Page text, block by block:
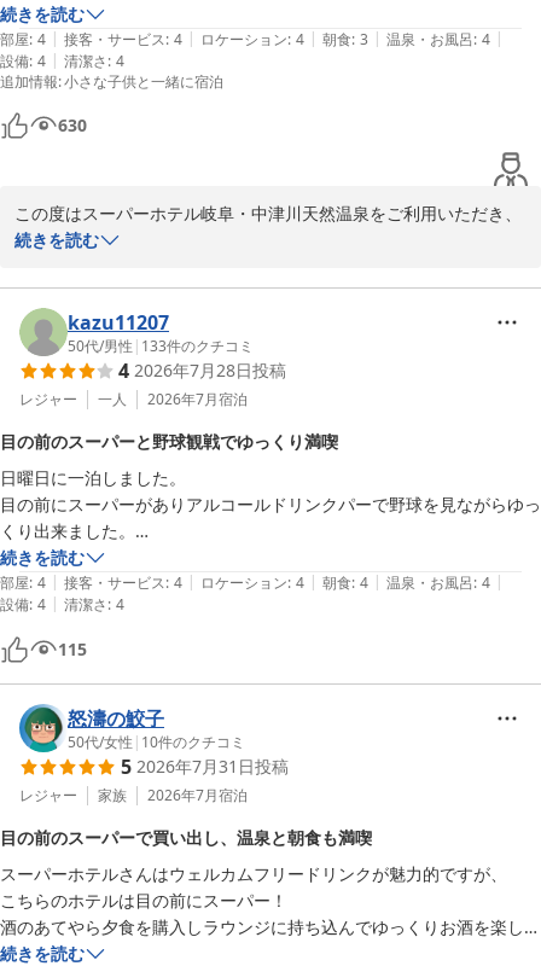
朝食も廃棄を無くすために追加は何時までと表記されていて、今時はこ
うゆうことも大事。
これで良いと思います。
大浴場付きも良いです。綺麗！
ドライヤーもパナソニックナノイーでした。
なにもすることなくスマートチェックアウト。
良いホテルでした。
続きを読む
部屋: 4 | 接客・サービス: 4 | ロケーション: 4 | 朝食: 3 | 温泉・お風呂: 4 |
設備: 4 | 清潔さ: 4
追加情報:小さな子供と一緒に宿泊
630
この度はスーパーホテル岐阜・中津川天然温泉をご利用いただき、
誠にありがとうございます。
当館の新しさや清潔感、大浴場につきましてご満足いただけたご様
子を大変嬉しく拝読いたしました。
また、ウェルカムバーでのアルコール提供や、お持ち込みのお食事
とともにロビーでお過ごしいただける点、さらには食品ロス削減へ
にありがとうございます。「これで良いと思います」とのお言葉
は、スタッフ一同にとって大きな励みでございます。
大浴場や設備面につきましても、「綺麗」とのお言葉を頂戴し光栄
に存じます。ドライヤーやスマートチェックアウトなど、快適にお
過ごしいただけるよう導入している取り組みにもご満足いただけた
ようで何よりでございます。
これからも清潔で安心してお過ごしいただける空間づくりと、無駄
のないスマートなサービスを大切にしながら、より良いホテルを目
指してまいります。
また中津川へお越しの際には、ぜひ当館をご利用くださいませ。ス
タッフ一同、心よりお待ちしております。
スーパーホテル岐阜・中津川天然温泉　支配人
スーパーホテル岐阜・中津川天然温泉（２０２５年１２月１８日オ
ープン）
2026-07-02
続きを読む
kazu11207
50代/男性 | 133件のクチコミ
4 2026年7月28日投稿
レジャー 一人 2026年7月宿泊
目の前のスーパーと野球観戦でゆっくり満喫
日曜日に一泊しました。
目の前にスーパーがありアルコールドリンクパーで野球を見ながらゆっ
くり出来ました。
最近のスーパーホテルはかなりグレードが上がって良いと思います。
続きを読む
部屋: 4 | 接客・サービス: 4 | ロケーション: 4 | 朝食: 4 | 温泉・お風呂: 4 |
設備: 4 | 清潔さ: 4
115
怒濤の鮫子
50代/女性 | 10件のクチコミ
5 2026年7月31日投稿
レジャー 家族 2026年7月宿泊
目の前のスーパーで買い出し、温泉と朝食も満喫
スーパーホテルさんはウェルカムフリードリンクが魅力的ですが、
こちらのホテルは目の前にスーパー！
酒のあてやら夕食を購入しラウンジに持ち込んでゆっくりお酒を楽しめ
ました♪
続きを読む